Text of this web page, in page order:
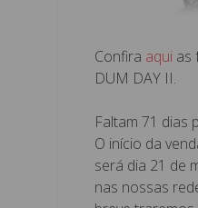
Confira aqui as
DUM DAY II.
Faltam 71 dias
O início da
será dia 21 de
nas nossas